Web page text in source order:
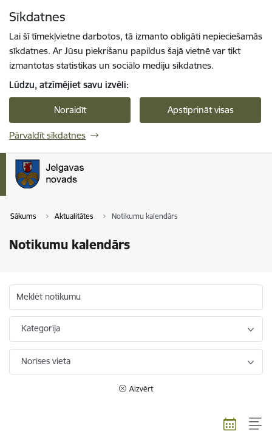
Sīkdatnes
Lai šī tīmekļvietne darbotos, tā izmanto obligāti nepieciešamās
sīkdatnes. Ar Jūsu piekrišanu papildus šajā vietnē var tikt
izmantotas statistikas un sociālo mediju sīkdatnes.
Lūdzu, atzīmējiet savu izvēli:
Noraidīt Apstiprināt visas
Pārvaldīt sīkdatnes
Sākums Aktualitātes Notikumu kalendārs
Notikumu kalendārs
Meklēt notikumu
Kategorija
Norises vieta
Aizvērt